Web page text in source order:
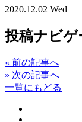
2020.12.02 Wed
投稿ナビゲ
« 前の記事へ
» 次の記事へ
一覧にもどる